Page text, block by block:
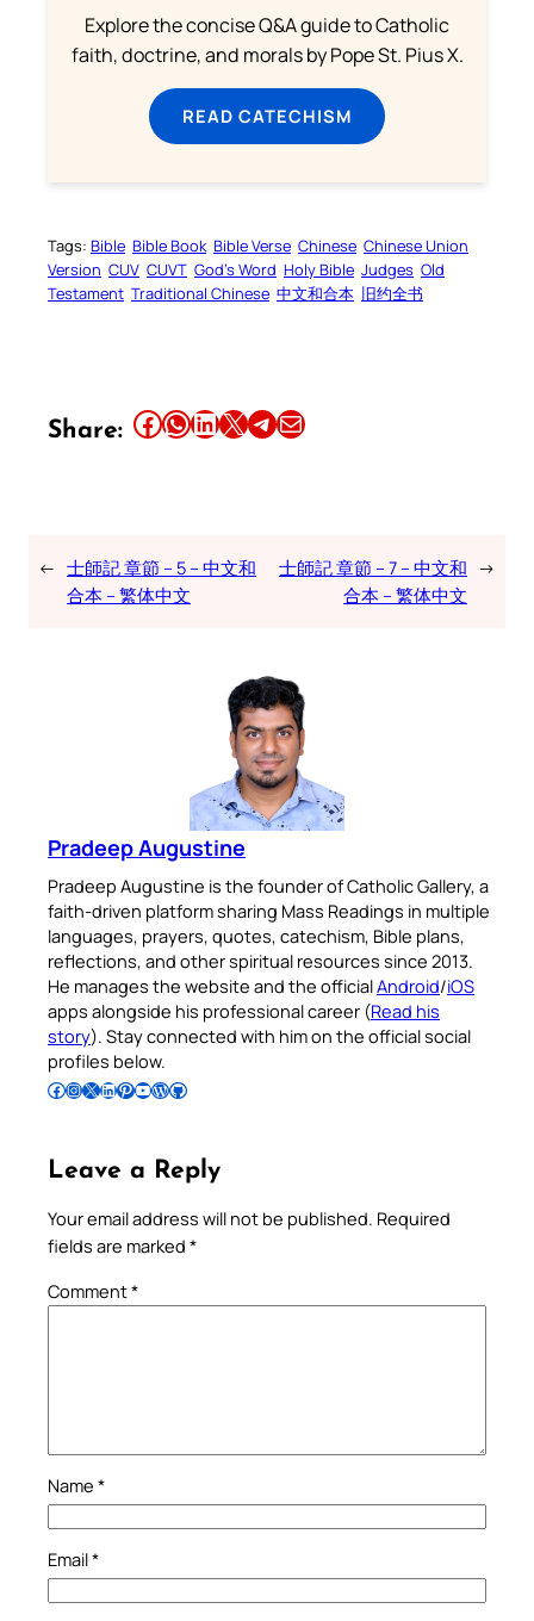
Explore the concise Q&A guide to Catholic
faith, doctrine, and morals by Pope St. Pius X.
READ CATECHISM
Tags: Bible Bible Book Bible Verse Chinese Chinese Union
Version CUV CUVT God’s Word Holy Bible Judges Old
Testament Traditional Chinese 中文和合本 旧约全书
Share: Share this article on Facebook Share this article on WhatsApp Share this article on LinkedIn Share this article on X Share this article on TelegramEmail this Article
← 士師記 章節 – 5 – 中文和
合本 – 繁体中文
士師記 章節 – 7 – 中文和
合本 – 繁体中文
→
Pradeep Augustine
Pradeep Augustine is the founder of Catholic Gallery, a
faith-driven platform sharing Mass Readings in multiple
languages, prayers, quotes, catechism, Bible plans,
reflections, and other spiritual resources since 2013.
He manages the website and the officialAndroid/iOS
apps alongside his professional career (Read his
story). Stay connected with him on the official social
profiles below.
Follow Pradeep on Facebook Follow Pradeep on InstagramFollow Pradeep on X Follow Pradeep on LinkedIn Follow Pradeep on Pinterest Subscribe to Pradeep’s Youtube Channel Follow Pradeep on WordPress Follow Pradeep on GitHub
Leave a Reply
Your email address will not be published. Required
fields are marked *
Comment*
Name *
Email*